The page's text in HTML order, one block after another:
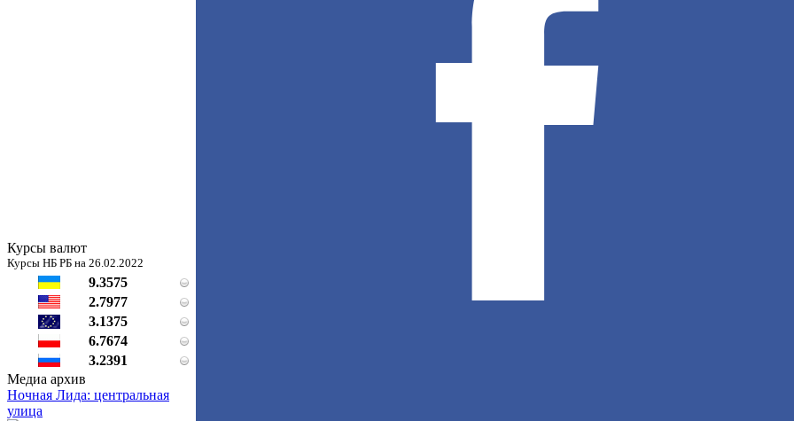
Курсы валют
Курсы НБ РБ на 26.02.2022
9.3575
2.7977
3.1375
6.7674
3.2391
Медиа архив
Ночная Лида: центральная
улица